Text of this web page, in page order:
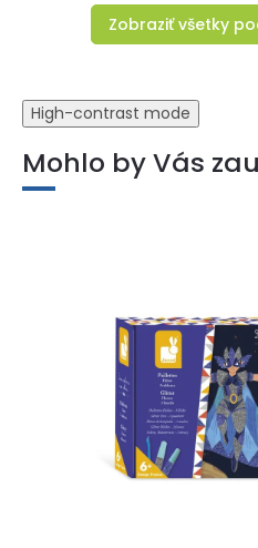
Zobraziť všetky
High-contrast mode
Mohlo by Vás